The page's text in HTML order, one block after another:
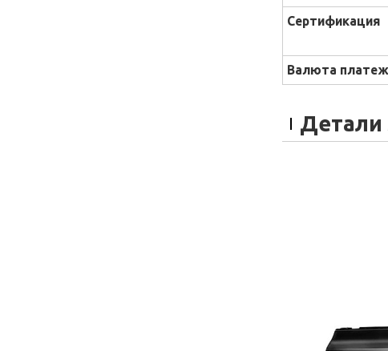
Сертификация
Валюта
Детали